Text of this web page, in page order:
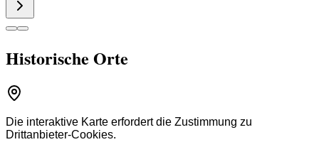
Historische Orte
Die interaktive Karte erfordert die Zustimmung zu
Drittanbieter-Cookies.